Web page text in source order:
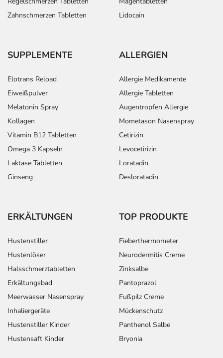
Zahnschmerzen Tabletten
Lidocain
SUPPLEMENTE
Elotrans Reload
Eiweißpulver
Melatonin Spray
Kollagen
Vitamin B12 Tabletten
Omega 3 Kapseln
Laktase Tabletten
Ginseng
ALLERGIEN
Allergie Medikamente
Allergie Tabletten
Augentropfen Allergie
Mometason Nasenspray
Cetirizin
Levocetirizin
Loratadin
Desloratadin
ERKÄLTUNGEN
Hustenstiller
Hustenlöser
Halsschmerztabletten
Erkältungsbad
Meerwasser Nasenspray
Inhaliergeräte
Hustenstiller Kinder
Hustensaft Kinder
TOP PRODUKTE
Fieberthermometer
Neurodermitis Creme
Zinksalbe
Pantoprazol
Fußpilz Creme
Mückenschutz
Panthenol Salbe
Bryonia